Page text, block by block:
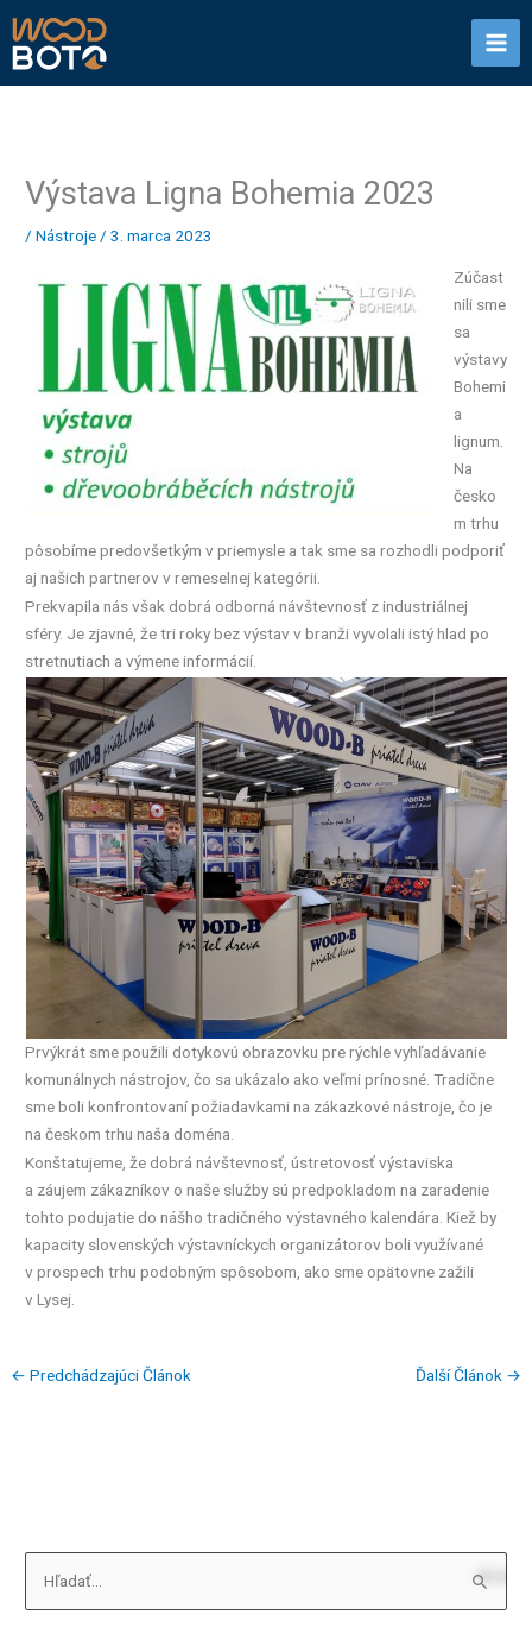
na
obsah
Výstava Ligna Bohemia 2023
/Nástroje/3. marca 2023
Zúčast
nili sme
sa
výstavy
Bohemi
a
lignum.
Na
česko
m trhu
pôsobíme predovšetkým v priemysle a tak sme sa rozhodli podporiť
aj našich partnerov v remeselnej kategórii.
Prekvapila nás však dobrá odborná návštevnosť z industriálnej
sféry. Je zjavné, že tri roky bez výstav v branži vyvolali istý hlad po
stretnutiach a výmene informácií.
Prvýkrát sme použili dotykovú obrazovku pre rýchle vyhľadávanie
komunálnych nástrojov, čo sa ukázalo ako veľmi prínosné. Tradične
sme boli konfrontovaní požiadavkami na zákazkové nástroje, čo je
na českom trhu naša doména.
Konštatujeme, že dobrá návštevnosť, ústretovosť výstaviska
a záujem zákazníkov o naše služby sú predpokladom na zaradenie
tohto podujatie do nášho tradičného výstavného kalendára. Kiež by
kapacity slovenských výstavníckych organizátorov boli využívané
v prospech trhu podobným spôsobom, ako sme opätovne zažili
v Lysej.
← Predchádzajúci Článok Ďalší Článok →